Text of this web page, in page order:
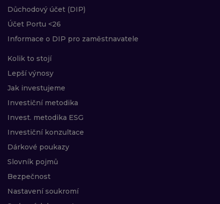
Důchodový účet (DIP)
Účet Portu <26
Informace o DIP pro zaměstnavatele
Kolik to stojí
Lepší výnosy
Jak investujeme
Investiční metodika
Invest. metodika ESG
Investiční konzultace
Dárkové poukazy
Slovník pojmů
Bezpečnost
Nastavení soukromí